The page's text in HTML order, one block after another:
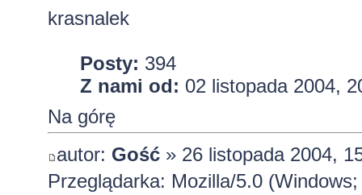
krasnalek
Posty: 394
Z nami od: 02 listopada 2004,
Na górę
autor: Gość» 26 listopada 2004,
Przeglądarka: Mozilla/5.0